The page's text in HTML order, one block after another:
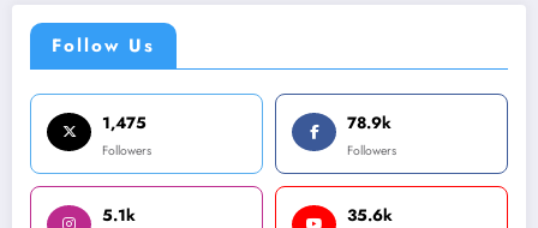
Follow Us
1,475
Followers
78.9k
Followers
5.1k 35.6k